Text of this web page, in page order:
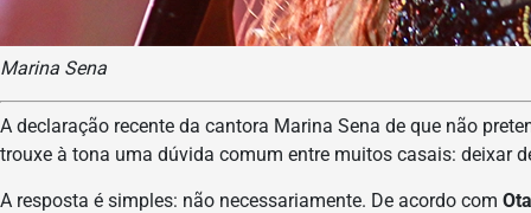
Marina Sena
A declaração recente da cantora Marina Sena de que não
trouxe à tona uma dúvida comum entre muitos casais: deixar
A resposta é simples: não necessariamente. De acordo com